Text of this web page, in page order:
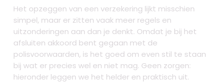
Het opzeggen van een verzekering lijkt misschien
simpel, maar er zitten vaak meer regels en
uitzonderingen aan dan je denkt. Omdat je bij het
afsluiten akkoord bent gegaan met de
polisvoorwaarden, is het goed om even stil te staan
bij wat er precies wel en niet mag. Geen zorgen:
hieronder leggen we het helder en praktisch uit.